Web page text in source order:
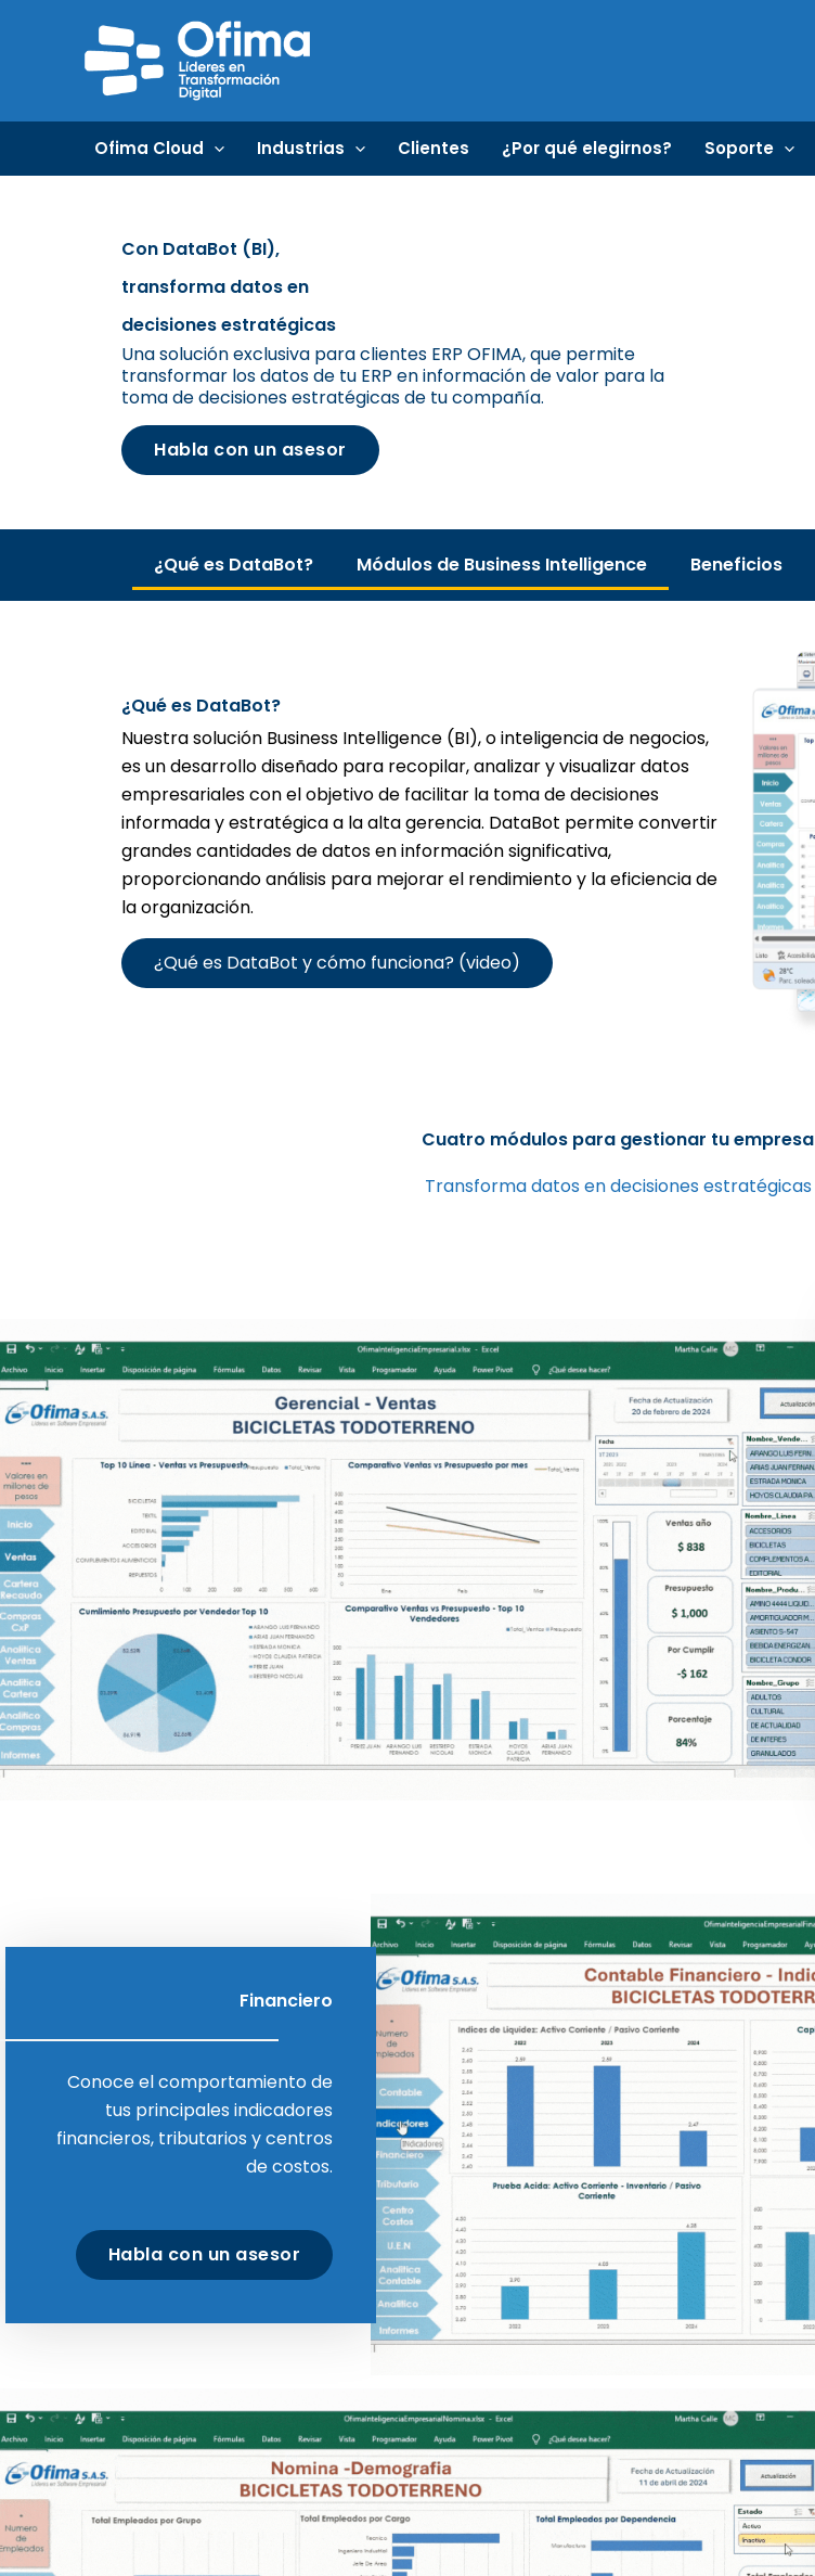
contenido
Ofima Cloud Industrias Clientes ¿Por qué elegirnos? Soporte
Con DataBot (BI),
transforma datos en
decisiones estratégicas
Una solución exclusiva para clientes ERP OFIMA, que permite
transformar los datos de tu ERP en información de valor para la
toma de decisiones estratégicas de tu compañía.
Habla con un asesor
¿Qué es DataBot? Módulos de Business Intelligence Beneficios
¿Qué es DataBot?
Nuestra solución Business Intelligence (BI), o inteligencia de negocios,
es un desarrollo diseñado para recopilar, analizar y visualizar datos
empresariales con el objetivo de facilitar la toma de decisiones
informada y estratégica a la alta gerencia. DataBot permite convertir
grandes cantidades de datos en información significativa,
proporcionando análisis para mejorar el rendimiento y la eficiencia de
la organización.
¿Qué es DataBot y cómo funciona? (video)
Cuatro módulos para gestionar tu empresa
Transforma datos en decisiones estratégicas
Financiero
Conoce el comportamiento de
tus principales indicadores
financieros, tributarios y centros
de costos.
Habla con un asesor